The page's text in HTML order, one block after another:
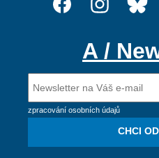
A /
zpracování osobních údajů
CHCI